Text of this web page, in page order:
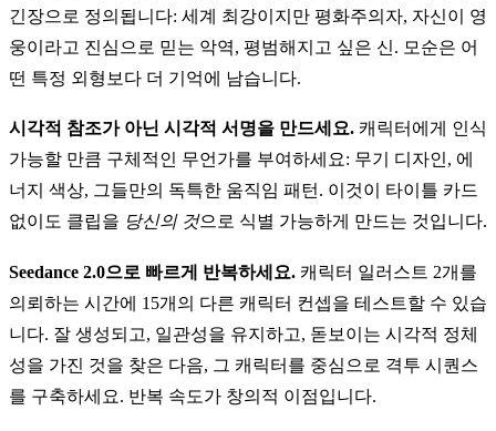
긴장으로 정의됩니다: 세계 최강이지만 평화주의자, 자신이 영
웅이라고 진심으로 믿는 악역, 평범해지고 싶은 신. 모순은 어
떤 특정 외형보다 더 기억에 남습니다.
시각적 참조가 아닌 시각적 서명을 만드세요. 캐릭터에게 인식
가능할 만큼 구체적인 무언가를 부여하세요: 무기 디자인, 에
너지 색상, 그들만의 독특한 움직임 패턴. 이것이 타이틀 카드
없이도 클립을 당신의 것으로 식별 가능하게 만드는 것입니다.
Seedance 2.0으로 빠르게 반복하세요. 캐릭터 일러스트 2개를
의뢰하는 시간에 15개의 다른 캐릭터 컨셉을 테스트할 수 있습
니다. 잘 생성되고, 일관성을 유지하고, 돋보이는 시각적 정체
성을 가진 것을 찾은 다음, 그 캐릭터를 중심으로 격투 시퀀스
를 구축하세요. 반복 속도가 창의적 이점입니다.